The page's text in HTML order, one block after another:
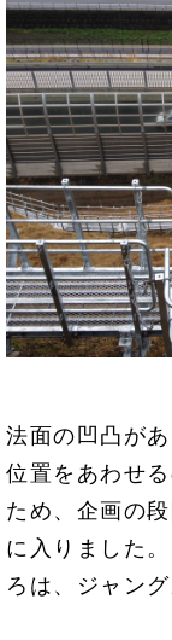
法面の凹凸が
位置をあわせ
ため、企画の
に入りました
ろは、ジャン